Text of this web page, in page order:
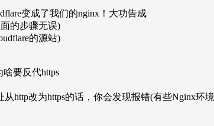
变成了我们的nginx！大功告成
的步骤无误)
的源站)
要反代https
http改为https的话，你会发现报错(有些Nginx